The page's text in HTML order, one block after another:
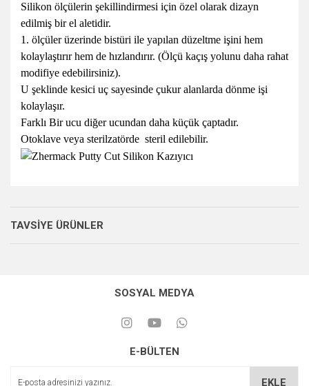
Silikon ölçülerin şekillindirmesi için özel olarak dizayn
edilmiş bir el aletidir.
1. ölçüler üzerinde bistüri ile yapılan düzeltme işini hem
kolaylaştırır hem de hızlandırır. (Ölçü kaçış yolunu daha rahat
modifiye edebilirsiniz).
U şeklinde kesici uç sayesinde çukur alanlarda dönme işi
kolaylaşır.
Farklı Bir ucu diğer ucundan daha küçük çaptadır.
Otoklave veya sterilzatörde steril edilebilir.
TAVSİYE ÜRÜNLER
SOSYAL MEDYA
E-BÜLTEN
EKLE